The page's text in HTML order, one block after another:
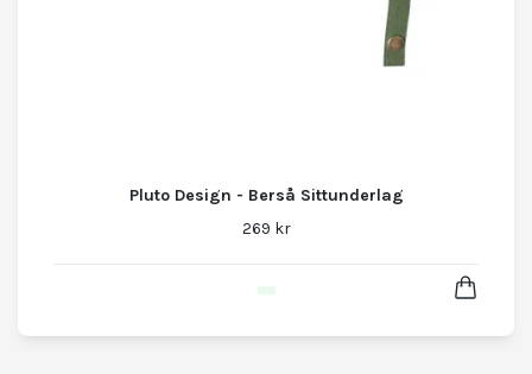
Pluto Design - Berså Sittunderlag
269 kr